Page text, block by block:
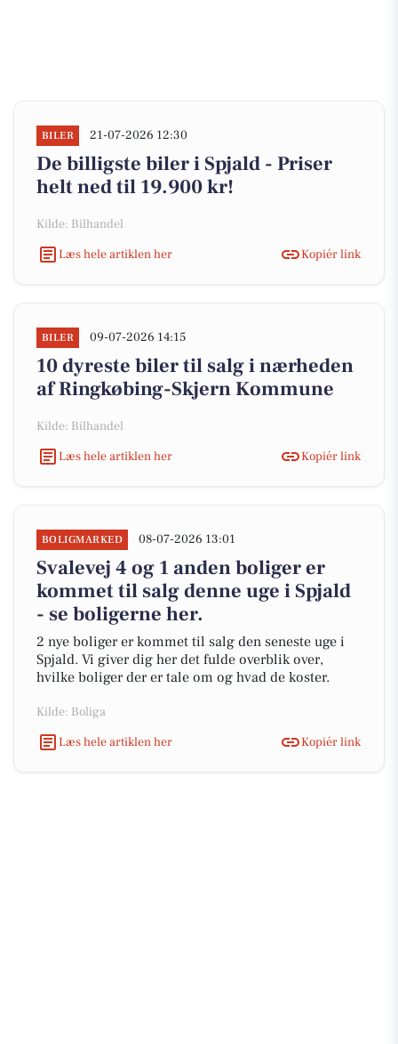
BILER 21-07-2026 12:30
De billigste biler i Spjald - Priser
helt ned til 19.900 kr!
Kilde: Bilhandel
Læs hele artiklen her
Kopiér link
BILER 09-07-2026 14:15
10 dyreste biler til salg i nærheden
af Ringkøbing-Skjern Kommune
Kilde: Bilhandel
Læs hele artiklen her
Kopiér link
BOLIGMARKED 08-07-2026 13:01
Svalevej 4 og 1 anden boliger er
kommet til salg denne uge i Spjald
- se boligerne her.
2 nye boliger er kommet til salg den seneste uge i
Spjald. Vi giver dig her det fulde overblik over,
hvilke boliger der er tale om og hvad de koster.
Kilde: Boliga
Læs hele artiklen her
Kopiér link